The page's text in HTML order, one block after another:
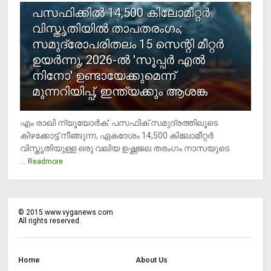
പസഫിക്കില്‍ 14,500 കിലോമീറ്റര്‍
വിസ്തൃതിയില്‍ താപതരംഗം;
സമുദ്രോപരിതലം 15 സെന്റി മീറ്റര്‍
ഉയര്‍ന്നു, 2026-ല്‍ 'സൂപ്പര്‍ എല്‍
നിനോ' ഉണ്ടായേക്കുമെന്ന്
മുന്നറിയിപ്പ്, ഇന്ത്യക്കും ആശങ്ക
എം രാഖി ന്യൂയോര്‍ക്: പസഫിക് സമുദ്രത്തിലൂടെ
കിഴക്കോട്ട് നീങ്ങുന്ന, ഏകദേശം 14,500 കിലോമീറ്റര്‍
വിസ്തൃതിയുള്ള ഒരു വലിയ ഉഷ്ണജല തരംഗം നാസയുടെ
Readmore
© 2015 www.vyganews.com
All rights reserved.
Home About Us